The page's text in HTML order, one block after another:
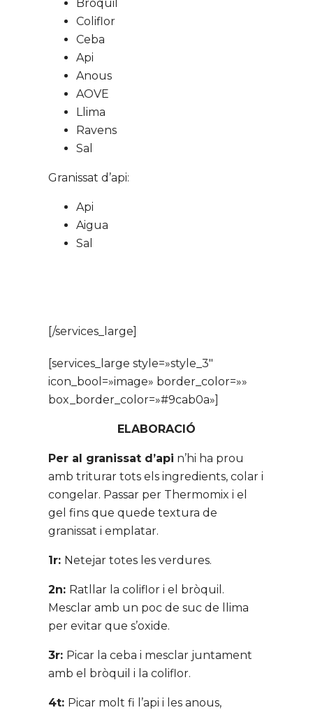
Bròquil
Coliflor
Ceba
Api
Anous
AOVE
Llima
Ravens
Sal
Granissat d’api:
Api
Aigua
Sal
[/services_large]
[services_large style=»style_3″
icon_bool=»image» border_color=»»
box_border_color=»#9cab0a»]
ELABORACIÓ
Per al granissat d’api n’hi ha prou
amb triturar tots els ingredients, colar i
congelar. Passar per Thermomix i el
gel fins que quede textura de
granissat i emplatar.
1r: Netejar totes les verdures.
2n: Ratllar la coliflor i el bròquil.
Mesclar amb un poc de suc de llima
per evitar que s’oxide.
3r: Picar la ceba i mesclar juntament
amb el bròquil i la coliflor.
4t: Picar molt fi l’api i les anous,